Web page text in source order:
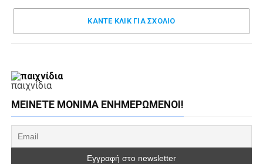
ΚΑΝΤΕ ΚΛΊΚ ΓΙΑ ΣΧΌΛΙΟ
παιχνίδια
ΜΕΊΝΕΤΕ ΜΌΝΙΜΑ ΕΝΗΜΕΡΏΜΕΝΟΙ!